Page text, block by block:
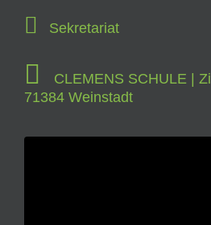
Sekretariat
CLEMENS SCHULE |
71384 Weinstadt